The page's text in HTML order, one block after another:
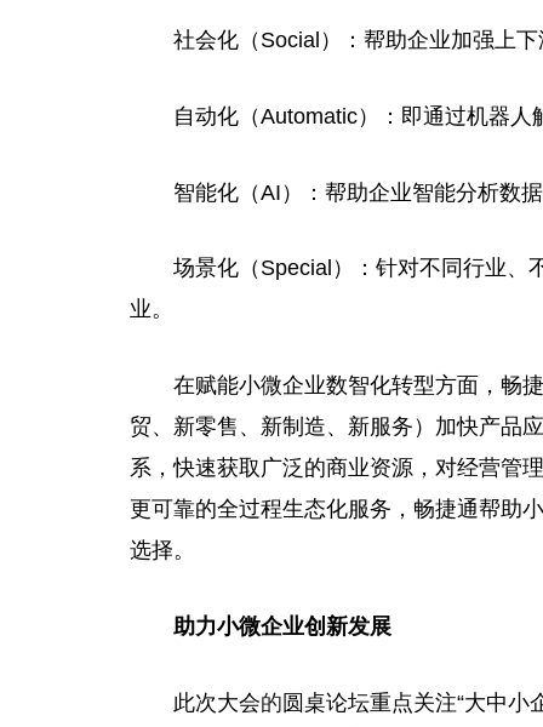
社会化（Social）：帮助企业加强上
自动化（Automatic）：即通过机器
智能化（AI）：帮助企业智能分析数
场景化（Special）：针对不同行业、
业。
在赋能小微企业数智化转型方面，畅
贸、新零售、新制造、新服务）加快产品
系，快速获取广泛的商业资源，对经营管
更可靠的全过程生态化服务，畅捷通帮助
选择。
助力小微企业创新发展
此次大会的圆桌论坛重点关注“大中小